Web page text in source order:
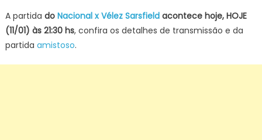
A partida do Nacional x Vélez Sarsfieldacontece hoje, HOJE
(11/01) às 21:30 hs, confira os detalhes de transmissão e da
partida amistoso.